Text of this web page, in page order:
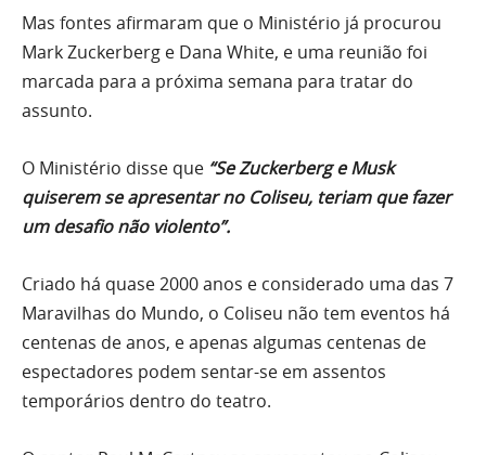
Mas fontes afirmaram que o Ministério já procurou
Mark Zuckerberg e Dana White, e uma reunião foi
marcada para a próxima semana para tratar do
assunto.
O Ministério disse que “Se Zuckerberg e Musk
quiserem se apresentar no Coliseu, teriam que fazer
um desafio não violento”.
Criado há quase 2000 anos e considerado uma das 7
Maravilhas do Mundo, o Coliseu não tem eventos há
centenas de anos, e apenas algumas centenas de
espectadores podem sentar-se em assentos
temporários dentro do teatro.